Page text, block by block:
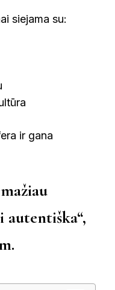
siejama su:
ir gana